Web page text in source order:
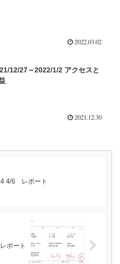
2022.03.02
12/27～2022/1/2 アクセスと
2021.12.30
4/6 レポート
ポート